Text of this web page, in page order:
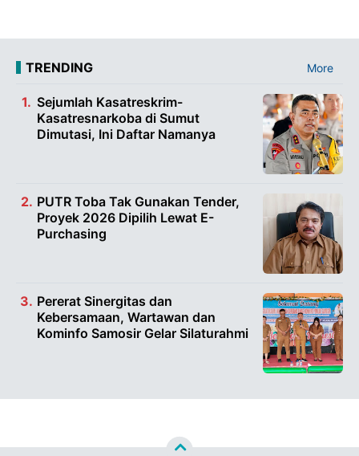
TRENDING More
Sejumlah Kasatreskrim-
Kasatresnarkoba di Sumut
Dimutasi, Ini Daftar Namanya
PUTR Toba Tak Gunakan Tender,
Proyek 2026 Dipilih Lewat E-
Purchasing
Pererat Sinergitas dan
Kebersamaan, Wartawan dan
Kominfo Samosir Gelar Silaturahmi